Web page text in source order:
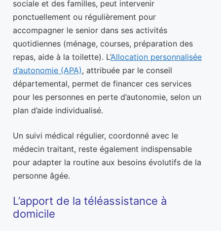
sociale et des familles, peut intervenir
ponctuellement ou régulièrement pour
accompagner le senior dans ses activités
quotidiennes (ménage, courses, préparation des
repas, aide à la toilette). L’Allocation personnalisée
d’autonomie (APA), attribuée par le conseil
départemental, permet de financer ces services
pour les personnes en perte d’autonomie, selon un
plan d’aide individualisé.
Un suivi médical régulier, coordonné avec le
médecin traitant, reste également indispensable
pour adapter la routine aux besoins évolutifs de la
personne âgée.
L’apport de la téléassistance à
domicile